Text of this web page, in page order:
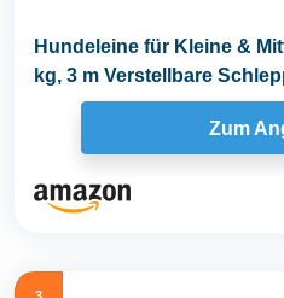
Hundeleine für Kleine &
kg, 3 m Verstellbare
Zum